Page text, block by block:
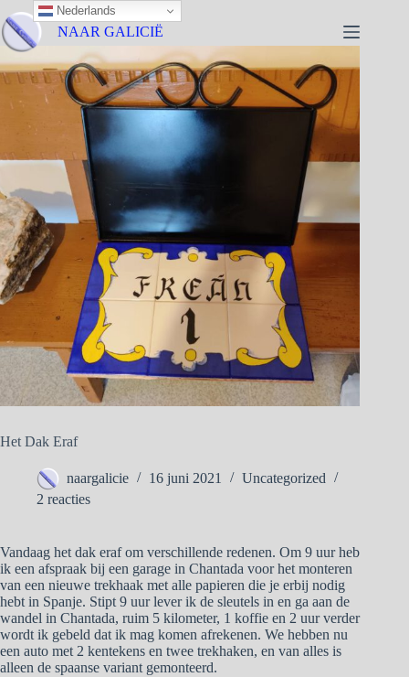
NAAR GALICIË
Het Dak Eraf
naargalicie 16 juni 2021
Uncategorized
2 reacties
Vandaag het dak eraf om verschillende redenen. Om 9 uur heb
ik een afspraak bij een garage in Chantada voor het monteren
van een nieuwe trekhaak met alle papieren die je erbij nodig
hebt in Spanje. Stipt 9 uur lever ik de sleutels in en ga aan de
wandel in Chantada, ruim 5 kilometer, 1 koffie en 2 uur verder
wordt ik gebeld dat ik mag komen afrekenen. We hebben nu
een auto met 2 kentekens en twee trekhaken, en van alles is
alleen de spaanse variant gemonteerd.
Nederlands